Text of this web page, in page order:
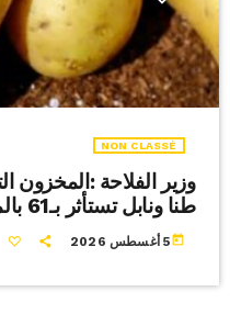
NON CLASSÉ
طنا ونابل تستأثر بـ61 بالمائة منه
today5 أغسطس 2026